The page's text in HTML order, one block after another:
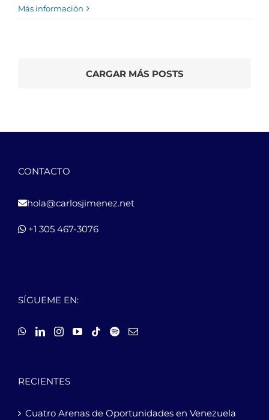
Más información
CARGAR MÁS POSTS
CONTACTO
hola@carlosjimenez.net
+1 305 467-3076
SÍGUEME EN:
RECIENTES
Cuatro Arenas de Oportunidades en Venezuela